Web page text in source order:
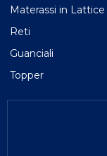
Materassi in Lattice
Reti
Guanciali
Topper